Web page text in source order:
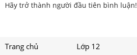
Hãy trở thành người đầu tiên bình luận!
Trang chủ Lớp 12